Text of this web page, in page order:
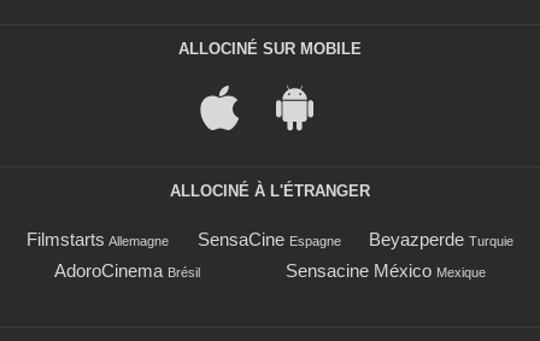
ALLOCINÉ SUR MOBILE
ALLOCINÉ À L'ÉTRANGER
Filmstarts Allemagne SensaCine Espagne Beyazperde Turquie
AdoroCinema Brésil Sensacine México Mexique